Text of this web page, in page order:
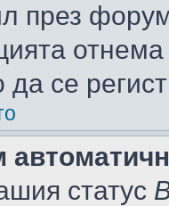
през
се
статус